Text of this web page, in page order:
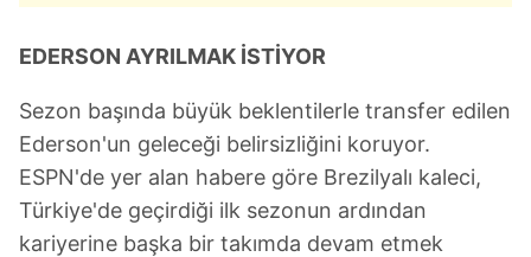
EDERSON AYRILMAK İSTİYOR
Sezon başında büyük beklentilerle transfer edilen
Ederson'un geleceği belirsizliğini koruyor.
ESPN'de yer alan habere göre Brezilyalı kaleci,
Türkiye'de geçirdiği ilk sezonun ardından
kariyerine başka bir takımda devam etmek